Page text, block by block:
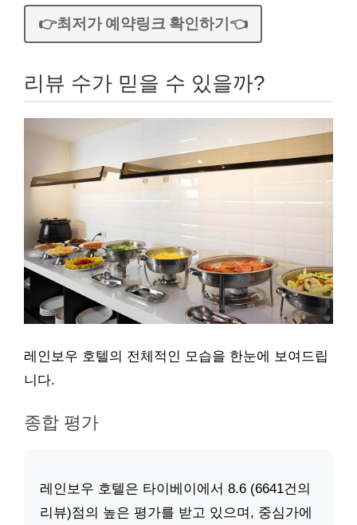
👉최저가 예약링크 확인하기👈
리뷰 수가 믿을 수 있을까?
레인보우 호텔의 전체적인 모습을 한눈에 보여드립
니다.
종합 평가
레인보우 호텔은 타이베이에서 8.6 (6641건의
리뷰)점의 높은 평가를 받고 있으며, 중심가에